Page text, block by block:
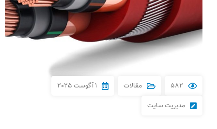
582 مقالات
1 آگوست 2025
مدیریت سایت